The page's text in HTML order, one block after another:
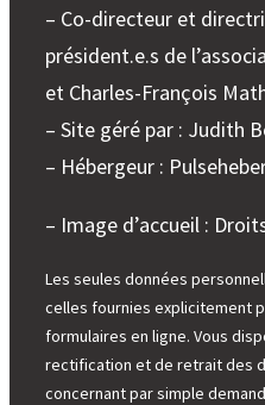
– Co-directeur et
président.e.s de
et Charles-François
– Site géré par : Judith
– Hébergeur :
– Image d’accueil :
Les seules données
celles fournies explicitement
formulaires en ligne. Vous
rectification et de retrait des
concernant par simple